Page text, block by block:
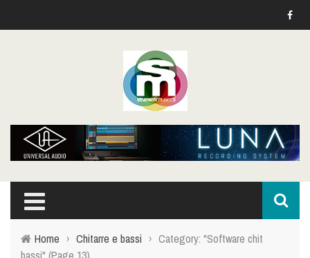
Home › Chitarre e bassi › Category: "Software chit